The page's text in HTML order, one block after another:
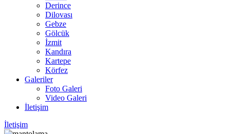
Derince
Dilovası
Gebze
Gölcük
İzmit
Kandıra
Kartepe
Körfez
Galeriler
Foto Galeri
Video Galeri
İletişim
İletişim